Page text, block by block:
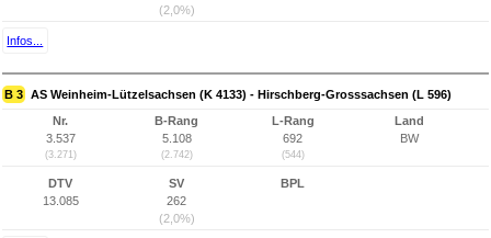
(2,0%)
Infos...
B 3 AS Weinheim-Lützelsachsen (K 4133) - Hirschberg-Grosssachsen (L 596)
Nr.
3.537
(3.271)
B-Rang
5.108
(2.742)
L-Rang
692
(544)
Land
BW
DTV
13.085
SV
262
(2,0%)
BPL